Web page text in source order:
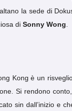
la sede di
di Sonny Wong.
Kong è un
Si rendono
sin dall’inizio e